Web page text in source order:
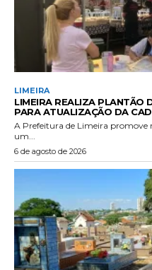
LIMEIRA
LIMEIRA REALIZA PLANTÃO
PARA ATUALIZAÇÃO DA
A Prefeitura de Limeira promove
um...
6 de agosto de 2026